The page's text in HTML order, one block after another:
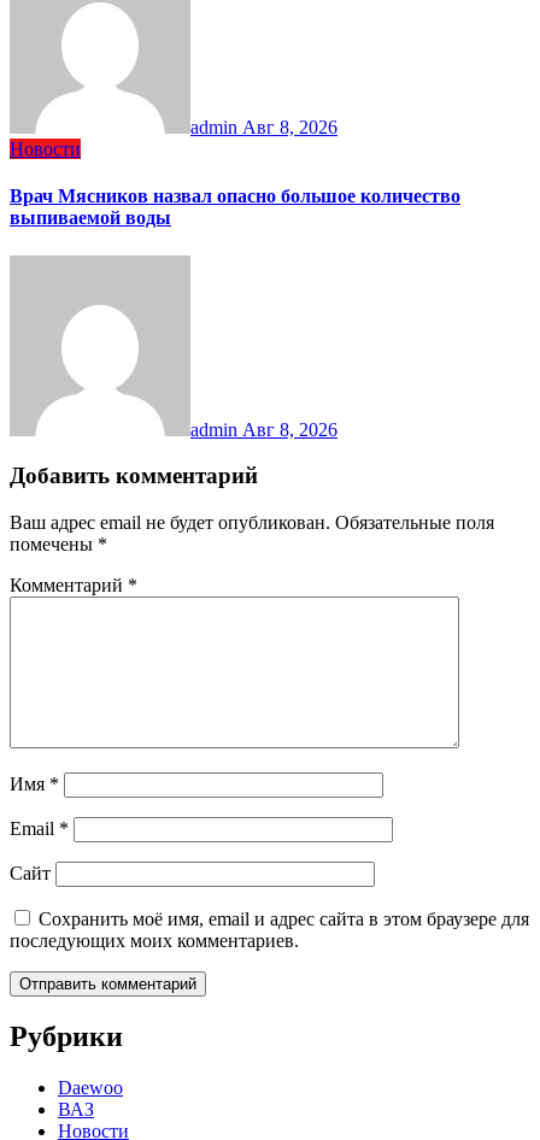
admin Авг 8, 2026
Новости
Врач Мясников назвал опасно большое количество
выпиваемой воды
admin Авг 8, 2026
Добавить комментарий
Ваш адрес email не будет опубликован. Обязательные поля
помечены *
Комментарий *
Имя *
Email *
Сайт
Сохранить моё имя, email и адрес сайта в этом браузере для
последующих моих комментариев.
Рубрики
Daewoo
ВАЗ
Новости